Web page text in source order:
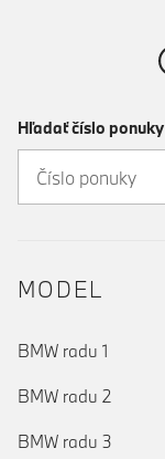
Hľadať číslo ponuky
MODEL
BMW radu 1
BMW radu 2
BMW radu 3